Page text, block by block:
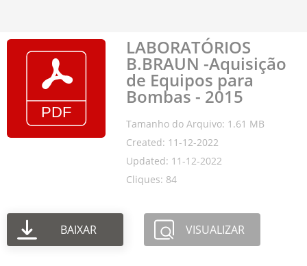
LABORATÓRIOS
B.BRAUN -Aquisição
de Equipos para
Bombas - 2015
Tamanho do Arquivo: 1.61 MB
Created: 11-12-2022
Updated: 11-12-2022
Cliques: 84
BAIXAR VISUALIZAR